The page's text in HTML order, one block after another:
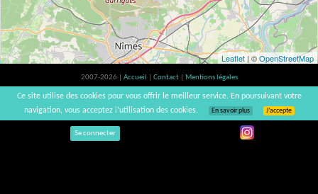
Leaflet | ©OpenStreetMap
2007-2026 | Accueil Contact
Mentions légales
L'abus d'alcool est dangereux pour la santé, à consommer avec modération. |
vinsnaturels | v3.12
Se connecter
Ce site utilise des cookies pour vous offrir le meilleur service. En poursuivant votre
navigation, vous acceptez l’utilisation des cookies.
En savoir plus J’accepte